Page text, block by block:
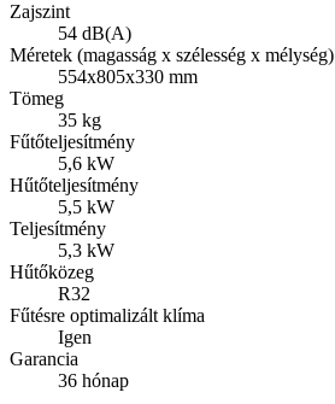
Zajszint
54 dB(A)
Méretek (magasság x szélesség x mélység)
554x805x330 mm
Tömeg
35 kg
Fűtőteljesítmény
5,6 kW
Hűtőteljesítmény
5,5 kW
Teljesítmény
5,3 kW
Hűtőközeg
R32
Fűtésre optimalizált klíma
Igen
Garancia
36 hónap